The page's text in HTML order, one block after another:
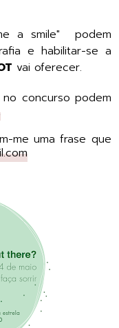
a smile" podem
e habilitar-se a
vai oferecer.
concurso podem
me uma frase que